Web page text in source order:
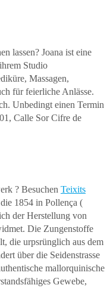
lassen? Joana ist eine
Studio
Massagen,
für feierliche Anlässe.
Unbedingt einen Termin
Calle Sor Cifre de
? Besuchen Teixits
1854 in Pollença (
der Herstellung von
Die Zungenstoffe
die urpsrünglich aus dem
über die Seidenstrasse
mallorquinische
Gewebe,